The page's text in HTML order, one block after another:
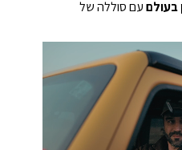
בעולםעם סוללה של